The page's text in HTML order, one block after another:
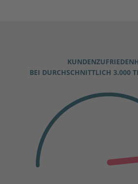
BEI DURCHSCHNITTLICH 3.000